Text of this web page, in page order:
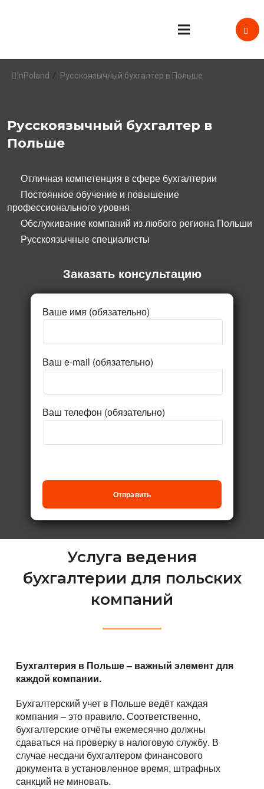
InPoland / Русскоязычный бухгалтер в Польше
Русскоязычный бухгалтер в
Польше
Отличная компетенция в сфере бухгалтерии
Постоянное обучение и повышение
профессионального уровня
Обслуживание компаний из любого региона Польши
Русскоязычные специалисты
Заказать консультацию
Ваше имя (обязательно)
Ваш e-mail (обязательно)
Ваш телефон (обязательно)
Услуга ведения
бухгалтерии для польских
компаний
Бухгалтерия в Польше – важный элемент для
каждой компании.
Бухгалтерский учет в Польше ведёт каждая
компания – это правило. Соответственно,
бухгалтерские отчёты ежемесячно должны
сдаваться на проверку в налоговую службу. В
случае несдачи бухгалтером финансового
документа в установленное время, штрафных
санкций не миновать.